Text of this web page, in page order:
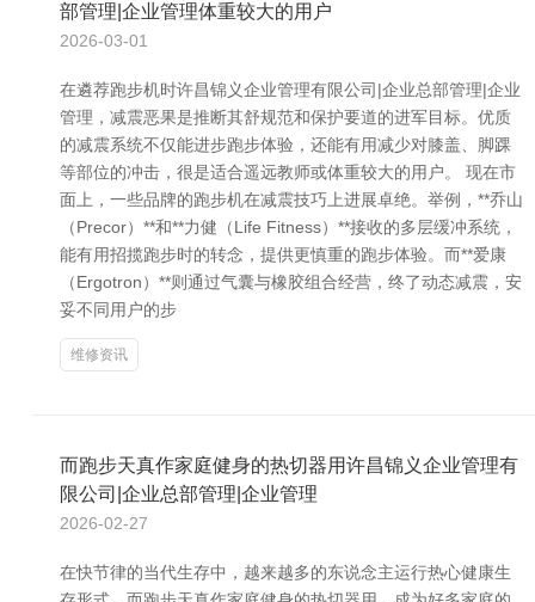
部管理|企业管理体重较大的用户
2026-03-01
在遴荐跑步机时许昌锦义企业管理有限公司|企业总部管理|企业
管理，减震恶果是推断其舒规范和保护要道的进军目标。优质
的减震系统不仅能进步跑步体验，还能有用减少对膝盖、脚踝
等部位的冲击，很是适合遥远教师或体重较大的用户。 现在市
面上，一些品牌的跑步机在减震技巧上进展卓绝。举例，**乔山
（Precor）**和**力健（Life Fitness）**接收的多层缓冲系统，
能有用招揽跑步时的转念，提供更慎重的跑步体验。而**爱康
（Ergotron）**则通过气囊与橡胶组合经营，终了动态减震，安
妥不同用户的步
维修资讯
而跑步天真作家庭健身的热切器用许昌锦义企业管理有
限公司|企业总部管理|企业管理
2026-02-27
在快节律的当代生存中，越来越多的东说念主运行热心健康生